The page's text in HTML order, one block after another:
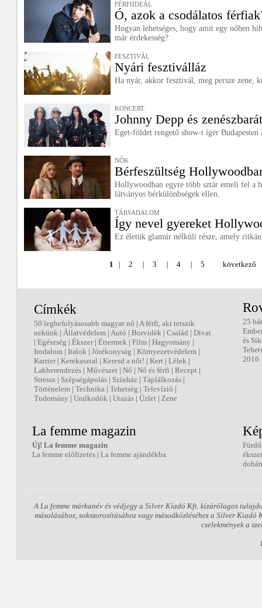
FÉRFIIDEÁL
Ó, azok a csodálatos
Hogyan lehetséges, hogy amit egy nőben
már érdekesség?
FESZTIVÁL
Nyári fesztiválláz
Ha nyár, akkor fesztivál, meg persze zene,
KONCERT
Johnny Depp és
Eget-földet rengető show-t ígér
NŐK
Bérfeszültség
Hollywoodban egyre több sztár emeli fel a
látványos bérkülönbségek ellen.
TÁRSADALOM
Így nevel gyereket
Ez életük glamúr nélküli része, amely
1 | 2 | 3 | 4 | 5 következő
Címkék
50 legbefolyásosabb magyar nő | A férfi, aki tetszik
nekünk | Állatvédelem | Autó | Borvidék | Család | Divat
| Egészség | Ékszer| Éttermek | Film | Hagyomány |
Irodalom | Italok | Jótékonyság | Környezetvédelem |
Karrier| Kerekasztal | Keresd a nőt! | Kert | Lélek |
Lakberendezés | Művészet | Nő | Nő és férfi | Recept |
Stressz | Szépségápolás | Színház | Táplálkozás |
Történelem | Technika | Tehetség | Televízió |
Tudomány | Uralkodók | Utazás | Üzlet | Zene
25
és
2016
La femme magazin
Új! La femme magazin
La femme előfizetés | La femme ajándékba
A La femme márkanév és védjegy a Silver Kiadó Kft. kizárólagos
másolásához, sokszorosításához vagy másodközléséhez a Silver
cselekmények a